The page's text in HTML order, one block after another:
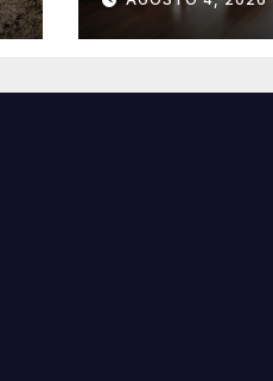
benefícios
essenciais